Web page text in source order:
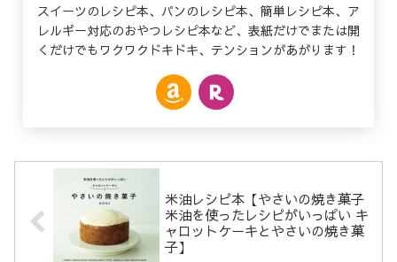
スイーツのレシピ本、パンのレシピ本、簡単レシピ本、ア
レルギー対応のおやつレシピ本など、表紙だけでまたは開
くだけでもワクワクドキドキ、テンションがあがります！
米油レシピ本【やさいの焼き菓子
米油を使ったレシピがいっぱい キ
ャロットケーキとやさいの焼き菓
子】